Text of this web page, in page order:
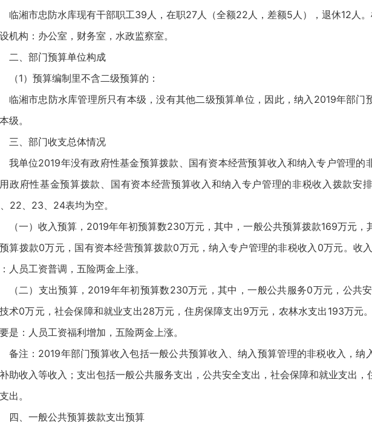
临湘市忠防水库现有干部职工39人，在职27人（全额22人，差额5人），退休12人
机构：办公室，财务室，水政监察室。
二、部门预算单位构成
（1）预算编制里不含二级预算的：
临湘市忠防水库管理所只有本级，没有其他二级预算单位，因此，纳入2019年部门
级。
三、部门收支总体情况
我单位2019年没有政府性基金预算拨款、国有资本经营预算收入和纳入专户管理的
政府性基金预算拨款、国有资本经营预算收入和纳入专户管理的非税收入拨款安
22、23、24表均为空。
（一）收入预算，2019年年初预算数230万元，其中，一般公共预算拨款169万元，
算拨款0万元，国有资本经营预算拨款0万元，纳入专户管理的非税收入0万元。收
人员工资普调，五险两金上涨。
（二）支出预算，2019年年初预算数230万元，其中，一般公共服务0万元，公共
术0万元，社会保障和就业支出28万元，住房保障支出9万元，农林水支出193万元
是：人员工资福利增加，五险两金上涨。
备注：2019年部门预算收入包括一般公共预算收入、纳入预算管理的非税收入，纳
助收入等收入；支出包括一般公共服务支出，公共安全支出，社会保障和就业支出
出。
四、一般公共预算拨款支出预算